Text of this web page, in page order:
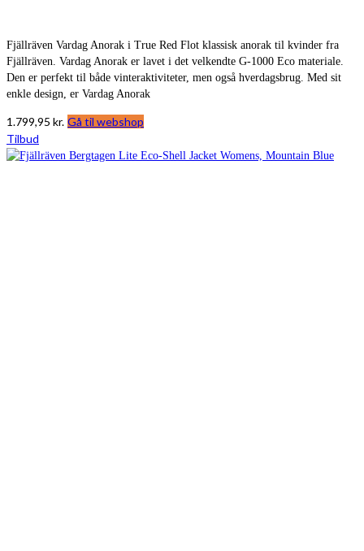
Fjällräven Vardag Anorak i True Red Flot klassisk anorak til kvinder fra
Fjällräven. Vardag Anorak er lavet i det velkendte G-1000 Eco materiale.
Den er perfekt til både vinteraktiviteter, men også hverdagsbrug. Med sit
enkle design, er Vardag Anorak
1.799,95 kr. Gå til webshop
Tilbud